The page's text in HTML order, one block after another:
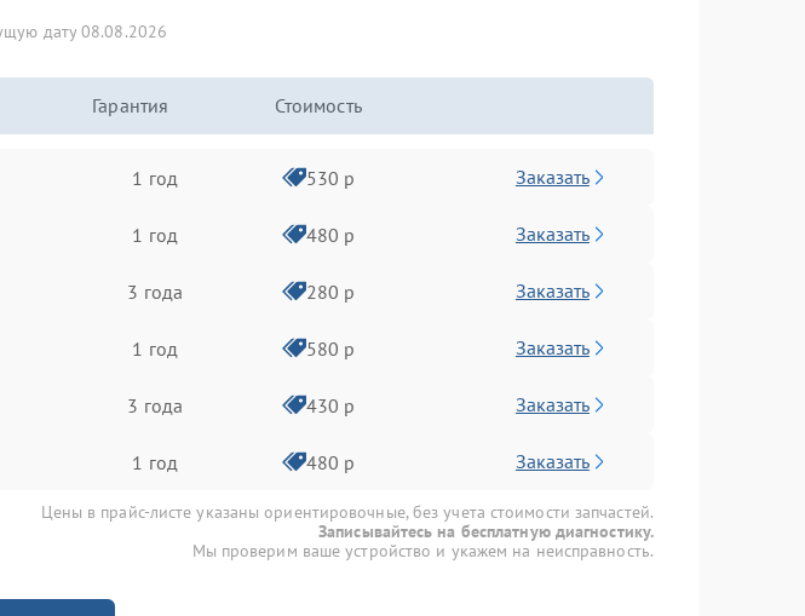
дату 08.08.2026
Гарантия Стоимость
1 год 530 р Заказать
1 год 480 р Заказать
3 года 280 р Заказать
1 год 580 р Заказать
3 года 430 р Заказать
1 год 480 р Заказать
Цены в прайс-листе указаны ориентировочные, без учета стоимости запчастей.
Записывайтесь на бесплатную диагностику.
Мы проверим ваше устройство и укажем на неисправность.